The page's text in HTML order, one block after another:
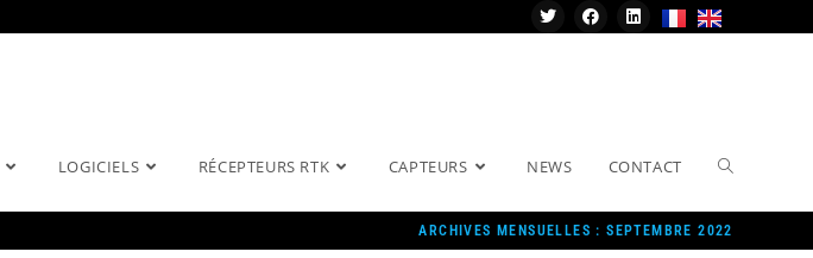
LOGICIELS RÉCEPTEURS RTK CAPTEURS NEWS CONTACT
ARCHIVES MENSUELLES : SEPTEMBRE 2022